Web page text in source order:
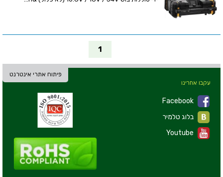
1
פיתוח אתרי אינטרנט
עקבו אחרינו
Facebook
Youtube